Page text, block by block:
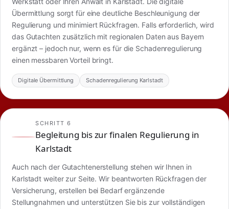
Übermittlung sorgt für eine deutliche Beschleunigung der
Regulierung und minimiert Rückfragen. Falls erforderlich, wird
das Gutachten zusätzlich mit regionalen Daten aus Bayern
ergänzt – jedoch nur, wenn es für die Schadenregulierung
einen messbaren Vorteil bringt.
Digitale Übermittlung Schadenregulierung Karlstadt
SCHRITT 6
Begleitung bis zur finalen Regulierung in
Karlstadt
Auch nach der Gutachtenerstellung stehen wir Ihnen in
Karlstadt weiter zur Seite. Wir beantworten Rückfragen der
Versicherung, erstellen bei Bedarf ergänzende
Stellungnahmen und unterstützen Sie bis zur vollständigen